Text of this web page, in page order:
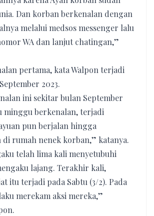
Dan korban berkenalan dengan
melalui medsos messenger lalu
WA dan lanjut chatingan,”
pertama, kata Walpon terjadi
2023.
ini sekitar bulan September
minggu berkenalan, terjadi
pun berjalan hingga
di rumah nenek korban,” katanya.
telah lima kali menyetubuhi
lajang. Terakhir kali,
itu terjadi pada Sabtu (3/2). Pada
merekam aksi mereka,”